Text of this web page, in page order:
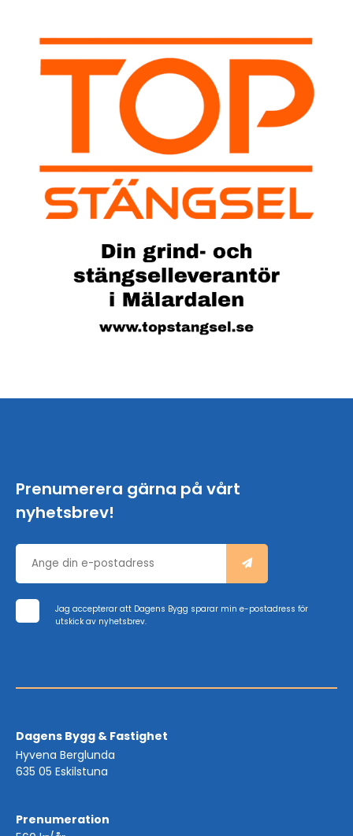
Prenumerera gärna på vårt
nyhetsbrev!
Jag accepterar att Dagens Bygg sparar min e-postadress för
utskick av nyhetsbrev.
Dagens Bygg & Fastighet
Hyvena Berglunda
635 05 Eskilstuna
Prenumeration